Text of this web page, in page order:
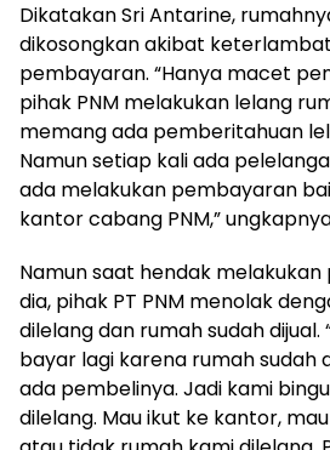
Dikatakan Sri Antarine,
dikosongkan akibat
pembayaran. “Hanya macet
pihak PNM melakukan lelang
memang ada pemberitahuan
Namun setiap kali ada
ada melakukan pembayaran
kantor cabang PNM,”
Namun saat hendak
dia, pihak PT PNM menolak
dilelang dan rumah sudah dijual.
bayar lagi karena rumah sudah
ada pembelinya. Jadi kami
dilelang. Mau ikut ke kantor,